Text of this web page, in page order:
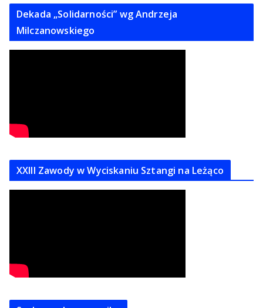
Dekada „Solidarności” wg Andrzeja
Milczanowskiego
XXIII Zawody w Wyciskaniu Sztangi na Leżąco